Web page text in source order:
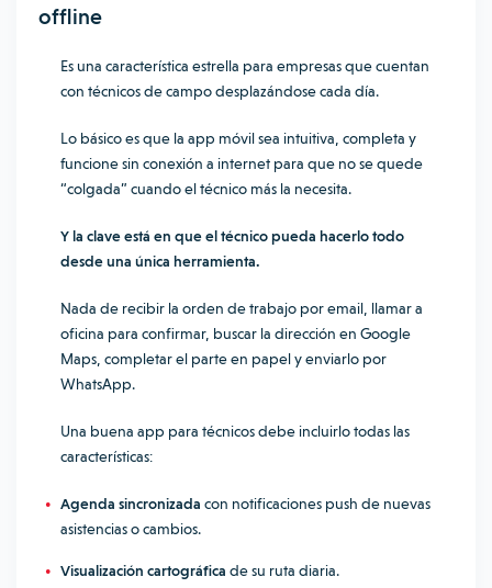
offline
Es una característica estrella para empresas que cuentan
con técnicos de campo desplazándose cada día.
Lo básico es que la app móvil sea intuitiva, completa y
funcione sin conexión a internet para que no se quede
“colgada” cuando el técnico más la necesita.
Y la clave está en que el técnico pueda hacerlo todo
desde una única herramienta.
Nada de recibir la orden de trabajo por email, llamar a
oficina para confirmar, buscar la dirección en Google
Maps, completar el parte en papel y enviarlo por
WhatsApp.
Una buena app para técnicos debe incluirlo todas las
características:
Agenda sincronizada con notificaciones push de nuevas
asistencias o cambios.
Visualización cartográfica de su ruta diaria.